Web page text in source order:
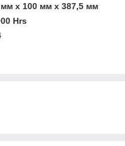
мм х 100 мм х 387,5 мм
Hrs